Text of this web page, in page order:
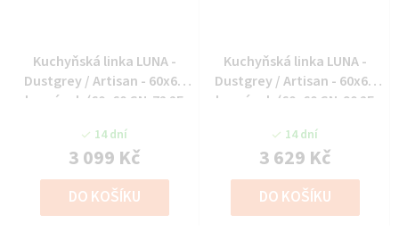
Kuchyňská linka LUNA -
Dustgrey / Artisan - 60x60
horní roh (60x60 GN-72 2F
14 dní
3 099 Kč
DO KOŠÍKU
Kuchyňská linka LUNA -
Dustgrey / Artisan - 60x60
horní roh (60x60 GN-90 2F
14 dní
3 629 Kč
DO KOŠÍKU